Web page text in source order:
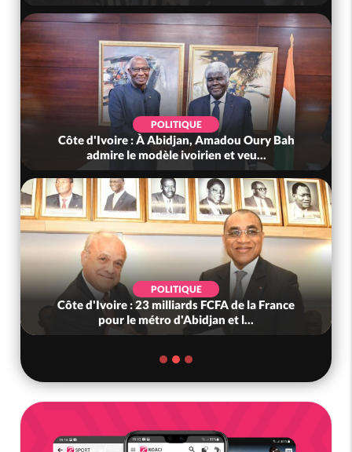
POLITIQUE
Côte d'Ivoire : À Abidjan, Amadou Oury Bah
admire le modèle ivoirien et veu...
POLITIQUE
Côte d'Ivoire : 23 milliards FCFA de la France
pour le métro d'Abidjan et l...